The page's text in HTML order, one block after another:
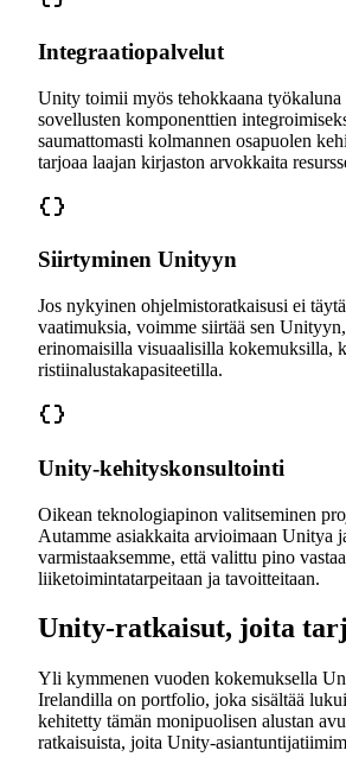
Integraatiopalvelut
Unity toimii myös tehokkaana työkaluna
sovellusten komponenttien
saumattomasti kolmannen osapuolen
tarjoaa laajan kirjaston arvokkaita
Siirtyminen Unityyn
Jos nykyinen ohjelmistoratkaisusi ei
vaatimuksia, voimme siirtää sen
erinomaisilla visuaalisilla kokemuksilla,
ristiinalustakapasiteetilla.
Unity-kehityskonsultointi
Oikean teknologiapinon valitseminen
Autamme asiakkaita arvioimaan Unitya
varmistaaksemme, että valittu pino
liiketoimintatarpeitaan ja tavoitteitaan.
Unity-ratkaisut, joita
Yli kymmenen vuoden kokemuksella
Irelandilla on portfolio, joka sisältää
kehitetty tämän monipuolisen alustan
ratkaisuista, joita Unity-